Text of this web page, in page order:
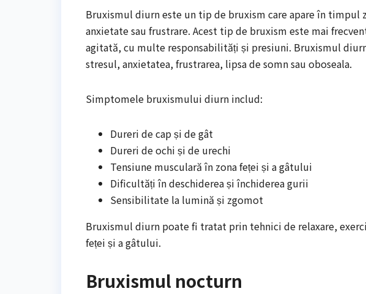
Bruxismul diurn este un tip de bruxism care apare în
anxietate sau frustrare. Acest tip de bruxism este mai
agitată, cu multe responsabilități și presiuni. Bruxismul
stresul, anxietatea, frustrarea, lipsa de somn sau oboseala.
Simptomele bruxismului diurn includ:
Dureri de cap și de gât
Dureri de ochi și de urechi
Tensiune musculară în zona feței și a gâtului
Dificultăți în deschiderea și închiderea gurii
Sensibilitate la lumină și zgomot
Bruxismul diurn poate fi tratat prin tehnici de relaxare,
feței și a gâtului.
Bruxismul nocturn